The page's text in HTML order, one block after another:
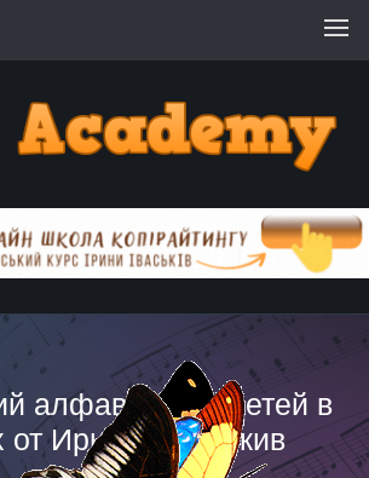
алфавит для детей в
от Ирины Иваськив